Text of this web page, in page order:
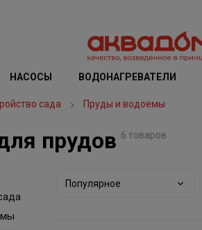
НАСОСЫ ВОДОНАГРЕВАТЕЛИ
сада Пруды и водоемы
прудов 6 товаров
Популярное